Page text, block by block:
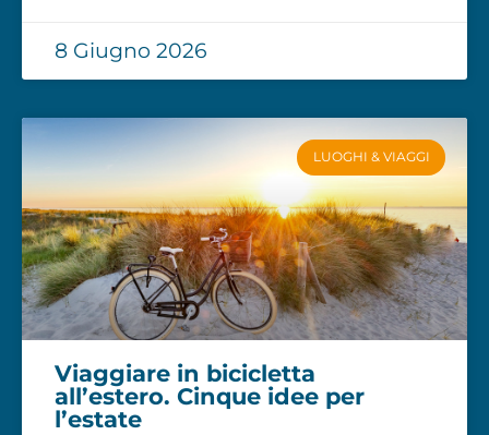
8 Giugno 2026
LUOGHI & VIAGGI
Viaggiare in bicicletta
all’estero. Cinque idee per
l’estate